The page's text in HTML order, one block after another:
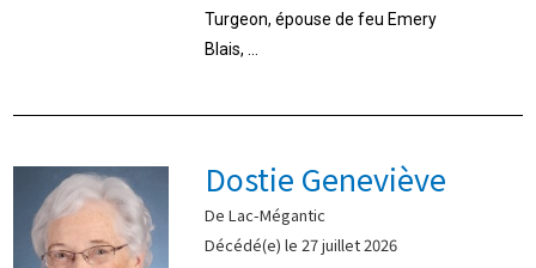
Turgeon, épouse de feu Emery
Blais, ...
Dostie Geneviève
De Lac-Mégantic
Décédé(e) le 27 juillet 2026